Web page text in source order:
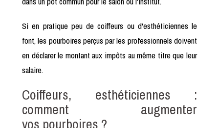
Si en pratique peu de coiffeurs ou d'esthéticiennes le
font, les pourboires perçus par les professionnels doivent
en déclarer le montant aux impôts au même titre que leur
salaire.
Coiffeurs, esthéticiennes :
comment augmenter
vos pourboires ?